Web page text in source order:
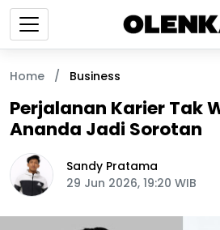
Home / Business
Perjalanan Karier Tak
Ananda Jadi Sorotan
Sandy Pratama
29 Jun 2026, 19:20 WIB